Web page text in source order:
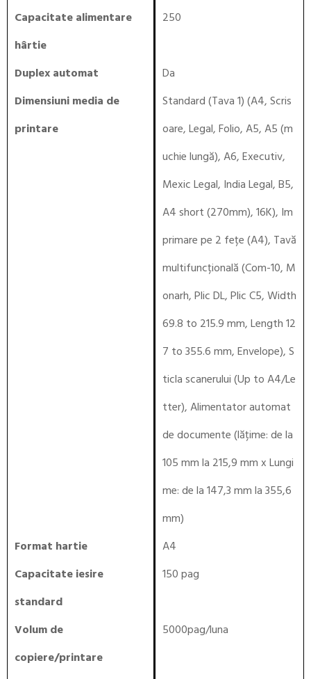
Capacitate alimentare
hârtie
250
Duplex automat
Da
Dimensiuni media de
printare
Standard (Tava 1) (A4, Scris
oare, Legal, Folio, A5, A5 (m
uchie lungă), A6, Executiv,
Mexic Legal, India Legal, B5,
A4 short (270mm), 16K), Im
primare pe 2 fețe (A4), Tavă
multifuncțională (Com-10, M
onarh, Plic DL, Plic C5, Width
69.8 to 215.9 mm, Length 12
7 to 355.6 mm, Envelope), S
ticla scanerului (Up to A4/Le
tter), Alimentator automat
de documente (lățime: de la
105 mm la 215,9 mm x Lungi
me: de la 147,3 mm la 355,6
mm)
Format hartie
A4
Capacitate iesire
standard
150 pag
Volum de
copiere/printare
5000pag/luna